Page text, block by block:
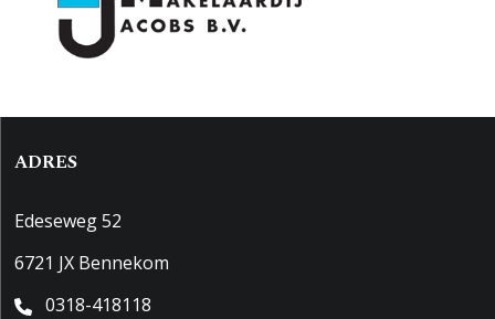
Oppervlakte
149 m²
Eigendomssituatie
ADRES
Edeseweg 52
6721 JX Bennekom
0318-418118